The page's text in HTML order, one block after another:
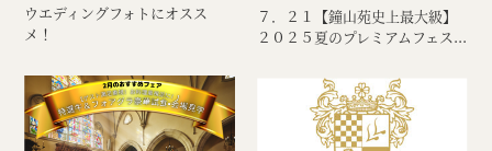
ウエディングフォトにオスス
メ！
７．２１【鐘山苑史上最大級】
２０２５夏のプレミアムフェス...